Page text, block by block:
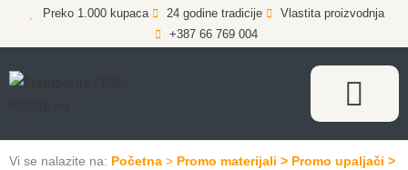
Preko 1.000 kupaca 24 godine tradicije
Vlastita proizvodnja
+387 66 769 004
Vi se nalazite na: Početna > Promo materijali > Promo upaljači >